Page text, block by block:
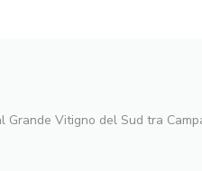
Grande Vitigno del Sud tra